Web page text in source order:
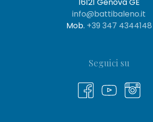
info@battibaleno.it
Mob. +39 347 4344148
Seguici su